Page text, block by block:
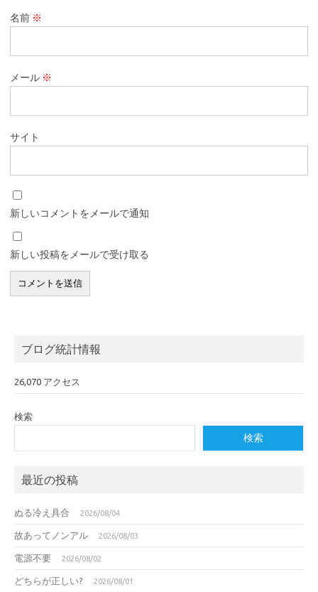
名前 ※
メール ※
サイト
新しいコメントをメールで通知
新しい投稿をメールで受け取る
ブログ統計情報
26,070 アクセス
検索
検索
最近の投稿
ぬる冷え具合 2026/08/04
故あってノンアル 2026/08/03
電源不要 2026/08/02
どちらが正しい? 2026/08/01